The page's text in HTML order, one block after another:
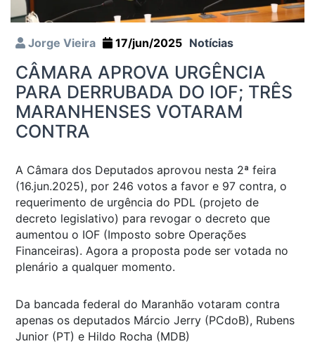
Jorge Vieira 17/jun/2025 Notícias
CÂMARA APROVA URGÊNCIA
PARA DERRUBADA DO IOF; TRÊS
MARANHENSES VOTARAM
CONTRA
A Câmara dos Deputados aprovou nesta 2ª feira
(16.jun.2025), por 246 votos a favor e 97 contra, o
requerimento de urgência do PDL (projeto de
decreto legislativo) para revogar o decreto que
aumentou o IOF (Imposto sobre Operações
Financeiras). Agora a proposta pode ser votada no
plenário a qualquer momento.
Da bancada federal do Maranhão votaram contra
apenas os deputados Márcio Jerry (PCdoB), Rubens
Junior (PT) e Hildo Rocha (MDB)